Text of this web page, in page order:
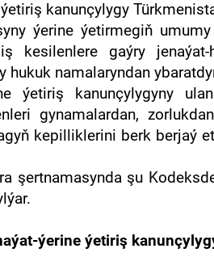
kanunçylygy
ýerine ýetirmegiň
kesilenlere gaýry
namalaryndan
ýetiriş kanunçylygyny
gynamalardan,
kepilliklerini berk berjaý
şertnamasynda şu
ýerine ýetiriş